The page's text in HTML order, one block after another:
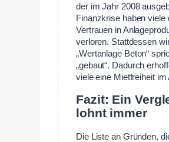
der im Jahr 2008
Finanzkrise haben viele
Vertrauen in
verloren. Stattdessen
„Wertanlage Beton“
„gebaut“. Dadurch
viele eine Mietfreiheit im
Fazit: Ein
lohnt immer
Die Liste an Gründen,